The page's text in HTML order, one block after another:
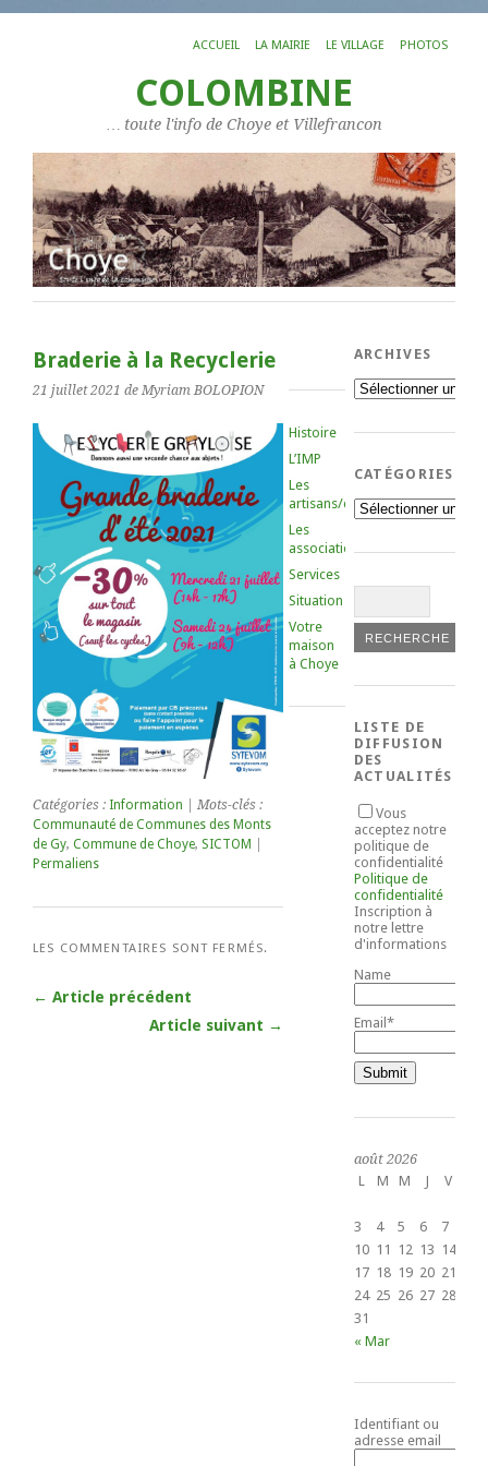
ACCUEIL LA MAIRIE LE VILLAGE PHOTOS
COLOMBINE
… toute l'info de Choye et Villefrancon
Braderie à la Recyclerie
21 juillet 2021 de Myriam BOLOPION
Catégories : Information | Mots-clés :
Communauté de Communes des Monts
de Gy, Commune de Choye, SICTOM
Permaliens
LES COMMENTAIRES SONT FERMÉS.
← Article précédent
Article suivant →
Histoire
L’IMP
Les
artisans/commerçants
Les
associations
Services
Situation
Votre
maison
à Choye
ARCHIVES
Archives
CATÉGORIES
Catégories
LISTE DE
DIFFUSION
DES
ACTUALITÉS
Vous
acceptez notre
politique de
confidentialité
Politique de
confidentialité
Inscription à
notre lettre
d'informations
Name
Email*
août 2026
L
M M J V
3
4 5 6 7
10 11 12 13 14
17 18 19 20 21
24 25 26 27 28
31
« Mar
Identifiant ou
adresse email